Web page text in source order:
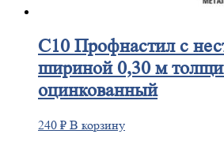
С10Профнастил с
шириной 0,30 м
оцинкованный
240 ₽ В корзину